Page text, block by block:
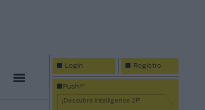
Login Registro
Push2P
¡Descubre Intelligence 2P!